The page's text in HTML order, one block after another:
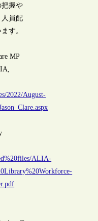
把握や
人員配
す。
MP
2022/August-
ALIA-